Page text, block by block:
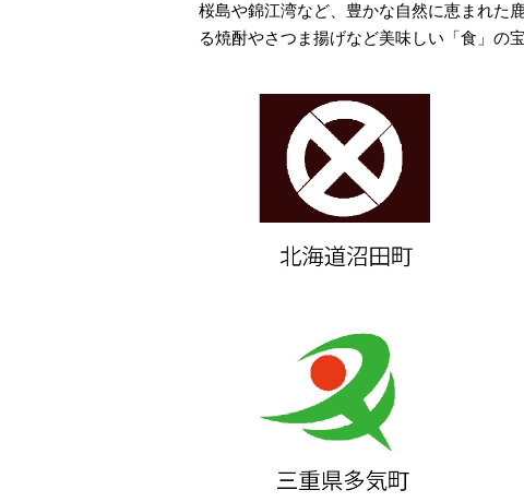
桜島や錦江湾など、豊かな自然に恵まれた
る焼酎やさつま揚げなど美味しい「食」の宝